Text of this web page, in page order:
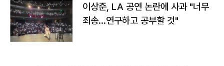
이상준, LA 공연 논란에 사과 "너무
죄송…연구하고 공부할 것"